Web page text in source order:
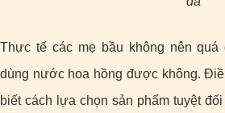
Thực tế các mẹ bầu không nên
dùng nước hoa hồng được không.
biết cách lựa chọn sản phẩm tuyệt